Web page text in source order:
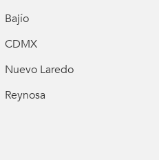
Bajío
CDMX
Nuevo Laredo
Reynosa